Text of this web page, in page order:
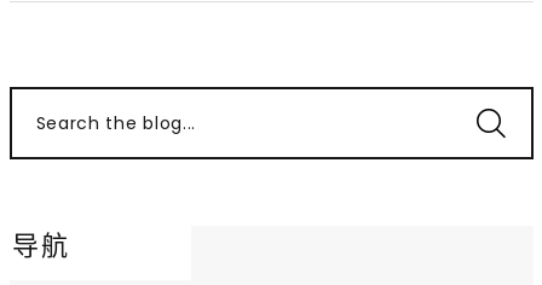
Search the blog...
导航